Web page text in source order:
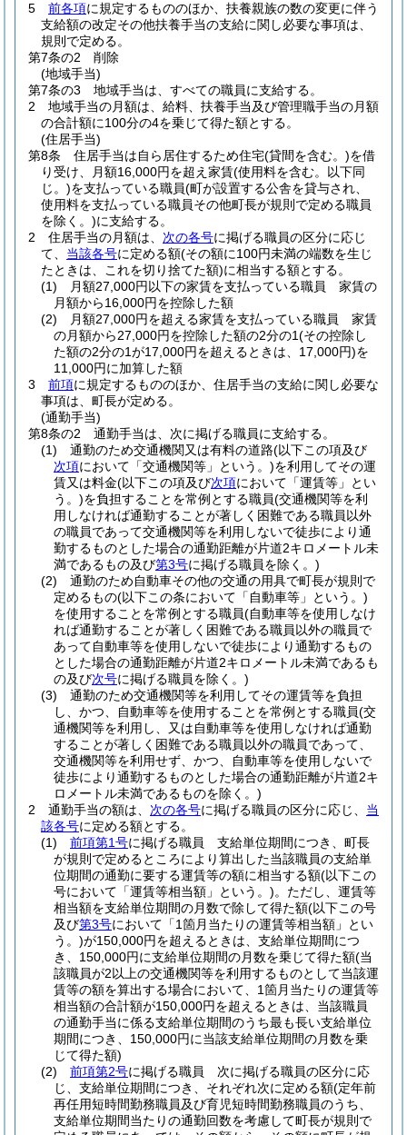
5
前各項に規定するもののほか、扶養親族の数の変更に伴う
支給額の改定その他扶養手当の支給に関し必要な事項は、
規則で定める。
第7条の2
削除
(地域手当)
第7条の3
地域手当は、すべての職員に支給する。
2
地域手当の月額は、給料、扶養手当及び管理職手当の月額
の合計額に100分の4を乗じて得た額とする。
(住居手当)
第8条
住居手当は自ら居住するため住宅(貸間を含む。)を借
り受け、月額16,000円を超え家賃(使用料を含む。以下同
じ。)を支払っている職員(町が設置する公舎を貸与され、
使用料を支払っている職員その他町長が規則で定める職員
を除く。)に支給する。
2
住居手当の月額は、 次の各号に掲げる職員の区分に応じ
て、 当該各号に定める額(その額に100円未満の端数を生じ
たときは、これを切り捨てた額)に相当する額とする。
(1)
月額27,000円以下の家賃を支払っている職員 家賃の
月額から16,000円を控除した額
(2)
月額27,000円を超える家賃を支払っている職員 家賃
の月額から27,000円を控除した額の2分の1(その控除し
た額の2分の1が17,000円を超えるときは、17,000円)を
11,000円に加算した額
3
前項に規定するもののほか、住居手当の支給に関し必要な
事項は、町長が定める。
(通勤手当)
第8条の2
通勤手当は、次に掲げる職員に支給する。
(1)
通勤のため交通機関又は有料の道路(以下この項及び
次項において「交通機関等」という。)を利用してその運
賃又は料金(以下この項及び次項において「運賃等」とい
う。)を負担することを常例とする職員(交通機関等を利
用しなければ通勤することが著しく困難である職員以外
の職員であって交通機関等を利用しないで徒歩により通
勤するものとした場合の通勤距離が片道2キロメートル未
満であるもの及び第3号に掲げる職員を除く。)
(2)
通勤のため自動車その他の交通の用具で町長が規則で
定めるもの(以下この条において「自動車等」という。)
を使用することを常例とする職員(自動車等を使用しなけ
れば通勤することが著しく困難である職員以外の職員で
あって自動車等を使用しないで徒歩により通勤するもの
とした場合の通勤距離が片道2キロメートル未満であるも
の及び次号に掲げる職員を除く。)
(3)
通勤のため交通機関等を利用してその運賃等を負担
し、かつ、自動車等を使用することを常例とする職員(交
通機関等を利用し、又は自動車等を使用しなければ通勤
することが著しく困難である職員以外の職員であって、
交通機関等を利用せず、かつ、自動車等を使用しないで
徒歩により通勤するものとした場合の通勤距離が片道2キ
ロメートル未満であるものを除く。)
2
通勤手当の額は、 次の各号に掲げる職員の区分に応じ、 当
該各号に定める額とする。
(1)
前項第1号に掲げる職員 支給単位期間につき、町長
が規則で定めるところにより算出した当該職員の支給単
位期間の通勤に要する運賃等の額に相当する額(以下この
号において「運賃等相当額」という。)。 ただし、運賃等
相当額を支給単位期間の月数で除して得た額(以下この号
及び第3号において「1箇月当たりの運賃等相当額」とい
う。)が150,000円を超えるときは、支給単位期間につ
き、150,000円に支給単位期間の月数を乗じて得た額(当
該職員が2以上の交通機関等を利用するものとして当該運
賃等の額を算出する場合において、1箇月当たりの運賃等
相当額の合計額が150,000円を超えるときは、当該職員
の通勤手当に係る支給単位期間のうち最も長い支給単位
期間につき、150,000円に当該支給単位期間の月数を乗
じて得た額)
(2)
前項第2号に掲げる職員 次に掲げる職員の区分に応
じ、支給単位期間につき、それぞれ次に定める額(定年前
再任用短時間勤務職員及び育児短時間勤務職員のうち、
支給単位期間当たりの通勤回数を考慮して町長が規則で